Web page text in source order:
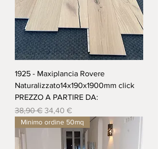
1925 - Maxiplancia Rovere
Naturalizzato14x190x1900mm click
PREZZO A PARTIRE DA:
Prezzo regolare
38,90 € Prezzo scontato
34,40 €
Minimo ordine 50mq